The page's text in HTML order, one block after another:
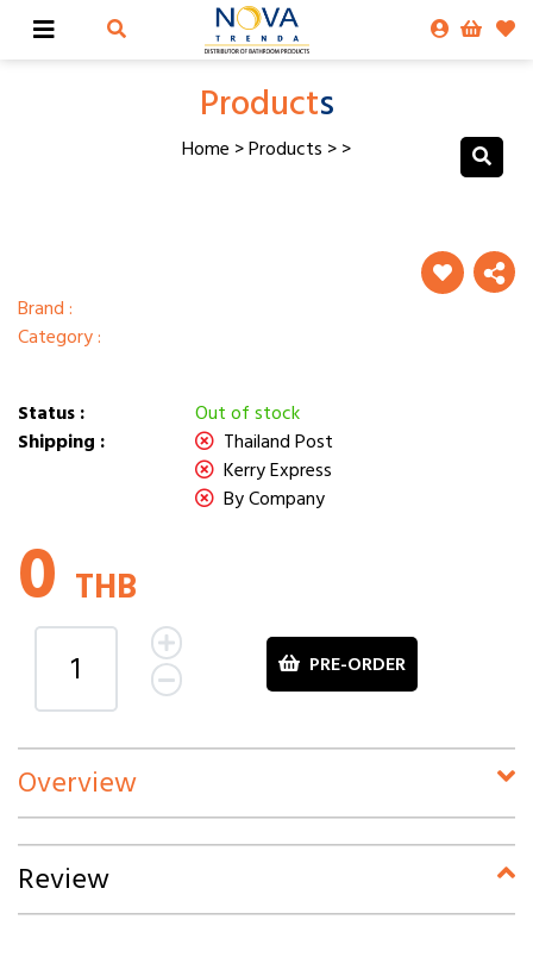
Products
Home >Products >>
Brand :
Category :
Status :
Shipping :
Out of stock
Thailand Post
Kerry Express
By Company
0 THB
PRE-ORDER
Overview
Review